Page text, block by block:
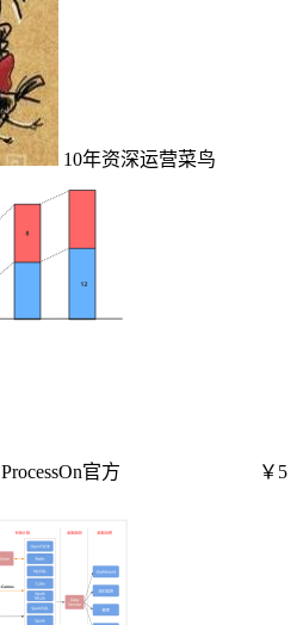
10年资深运营菜鸟
ProcessOn官方
￥5